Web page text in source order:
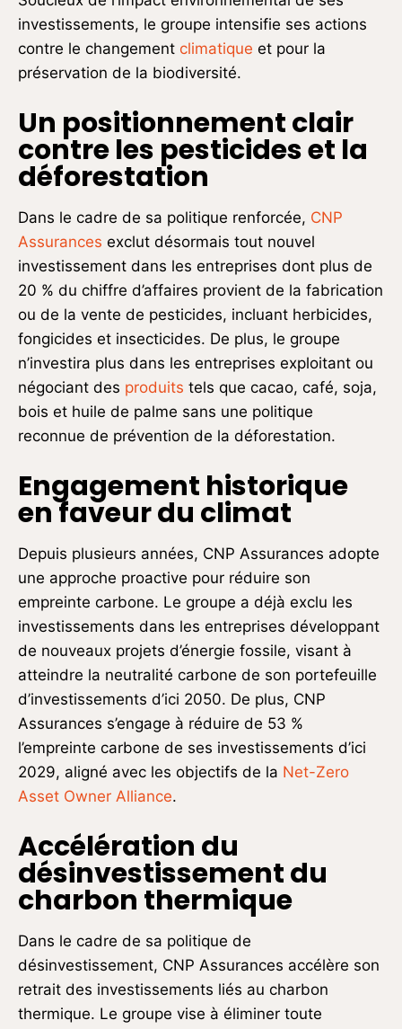
investissements, le groupe intensifie ses actions
contre le changement climatique et pour la
préservation de la biodiversité.
Un positionnement clair
contre les pesticides et la
déforestation
Dans le cadre de sa politique renforcée, CNP
Assurances exclut désormais tout nouvel
investissement dans les entreprises dont plus de
20 % du chiffre d’affaires provient de la fabrication
ou de la vente de pesticides, incluant herbicides,
fongicides et insecticides. De plus, le groupe
n’investira plus dans les entreprises exploitant ou
négociant des produits tels que cacao, café, soja,
bois et huile de palme sans une politique
reconnue de prévention de la déforestation.
Engagement historique
en faveur du climat
Depuis plusieurs années, CNP Assurances adopte
une approche proactive pour réduire son
empreinte carbone. Le groupe a déjà exclu les
investissements dans les entreprises développant
de nouveaux projets d’énergie fossile, visant à
atteindre la neutralité carbone de son portefeuille
d’investissements d’ici 2050. De plus, CNP
Assurances s’engage à réduire de 53 %
l’empreinte carbone de ses investissements d’ici
2029, aligné avec les objectifs de la Net-Zero
Asset Owner Alliance.
Accélération du
désinvestissement du
charbon thermique
Dans le cadre de sa politique de
désinvestissement, CNP Assurances accélère son
retrait des investissements liés au charbon
thermique. Le groupe vise à éliminer toute